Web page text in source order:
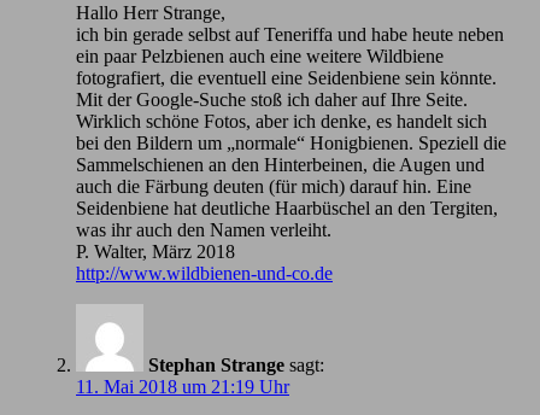
Hallo Herr Strange,
ich bin gerade selbst auf Teneriffa und habe heute neben
ein paar Pelzbienen auch eine weitere Wildbiene
fotografiert, die eventuell eine Seidenbiene sein könnte.
Mit der Google-Suche stoß ich daher auf Ihre Seite.
Wirklich schöne Fotos, aber ich denke, es handelt sich
bei den Bildern um „normale“ Honigbienen. Speziell die
Sammelschienen an den Hinterbeinen, die Augen und
auch die Färbung deuten (für mich) darauf hin. Eine
Seidenbiene hat deutliche Haarbüschel an den Tergiten,
was ihr auch den Namen verleiht.
P. Walter, März 2018
http://www.wildbienen-und-co.de
Stephan Strange sagt:
11. Mai 2018 um 21:19 Uhr